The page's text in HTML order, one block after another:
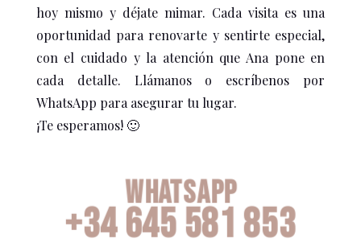
hoy mismo y déjate mimar. Cada visita es una
oportunidad para renovarte y sentirte especial,
con el cuidado y la atención que Ana pone en
cada detalle. Llámanos o escríbenos por
WhatsApp para asegurar tu lugar.
¡Te esperamos! 🙂
Whatsapp
+34 645 581 853